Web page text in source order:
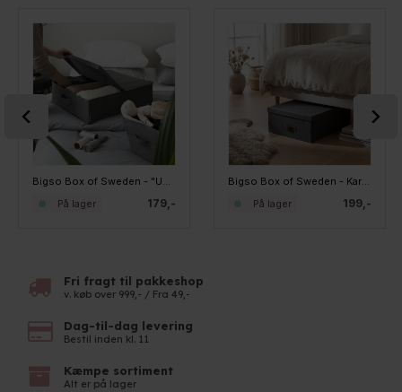
Bigso Box of Sweden - "Under bed" i Stof - Grå
179,-
På lager
Bigso Box of Sweden - Karolin - "Under bed" kasse, Sort
199,-
På lager
Fri fragt til pakkeshop
v. køb over 999,- / Fra 49,-
Dag-til-dag levering
Bestil inden kl. 11
Kæmpe sortiment
Alt er på lager